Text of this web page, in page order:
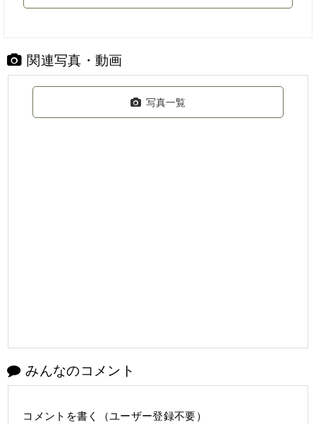
関連写真・動画
写真一覧
みんなのコメント
コメントを書く（ユーザー登録不要）